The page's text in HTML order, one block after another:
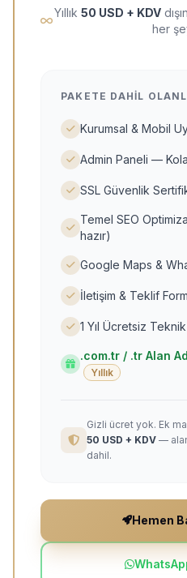
Yıllık 50 USD + KDV
her
PAKETE DAHIL
Kurumsal & Mobil
Admin Paneli —
SSL Güvenlik
Temel SEO
hazır)
Google Maps &
İletişim & Teklif
1 Yıl Ücretsiz
.com.tr / .tr Alan
Yıllık
Gizli ücret yok. Ek
50 USD + KDV —
dahil.
Hemen